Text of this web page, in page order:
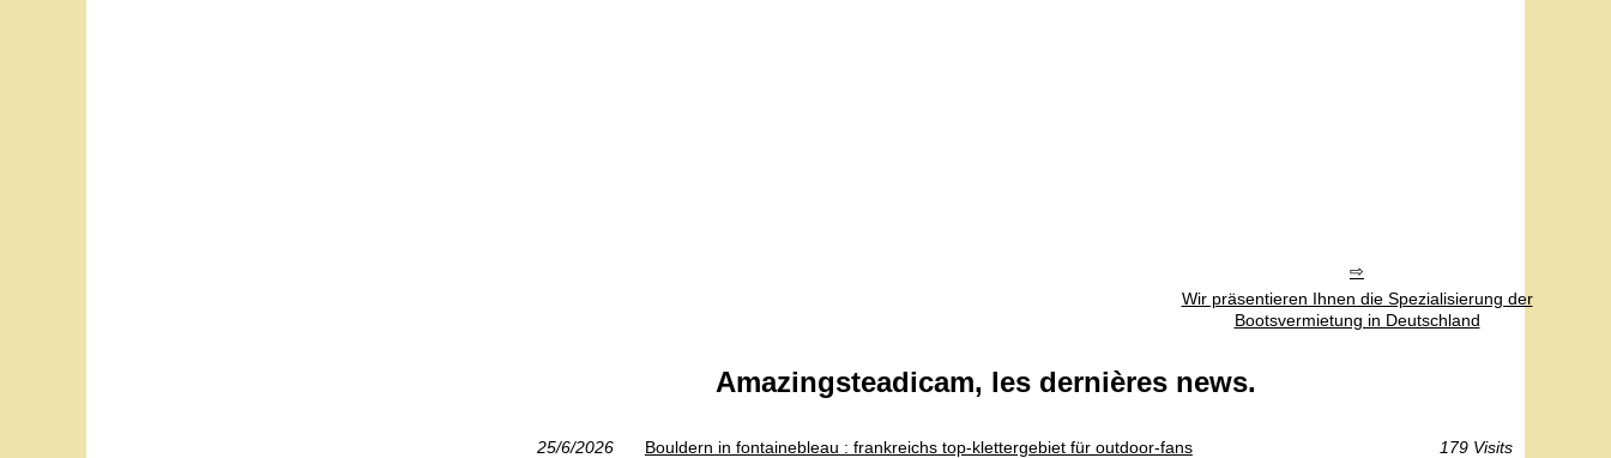
Wir präsentieren Ihnen die Spezialisierung der
Bootsvermietung in Deutschland
Amazingsteadicam, les dernières news.
25/6/2026 Bouldern in fontainebleau : frankreichs top-klettergebiet für outdoor-fans 179 Visits